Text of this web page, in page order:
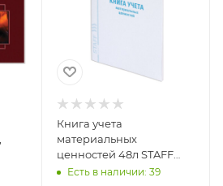
Книга учета
материальных
ценностей 48л STAFF
130234
Есть в наличии: 39